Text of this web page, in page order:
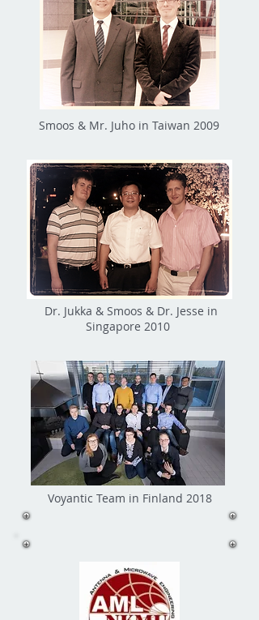
Smoos & Mr. Juho in Taiwan 2009
Dr. Jukka & Smoos & Dr. Jesse in
Singapore 2010
Voyantic Team in Finland 2018